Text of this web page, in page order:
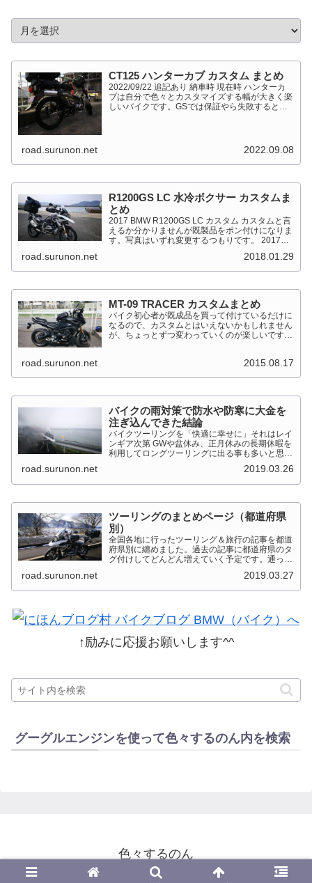
CT125 ハンターカブ カスタム まとめ
2022/09/22 追記あり 納車時 現在時 ハンターカ
ブは自分で色々とカスタマイズする幅が大きく楽
しいバイクです。GSでは保証やら失敗すると高
road.surunon.net 2022.09.08
R1200GS LC 水冷ボクサー カスタムま
とめ
2017 BMW R1200GS LC カスタム カスタムと言
えるか分かりませんが既製品をポン付けになりま
す。写真はいずれ変更するつもりです。 2017
road.surunon.net 2018.01.29
MT-09 TRACER カスタムまとめ
バイク初心者が既成品を買って付けているだけに
なるので、カスタムとはいえないかもしれません
が、ちょっとずつ変わっていくのが楽しいです。
road.surunon.net 2015.08.17
バイクの雨対策で防水や防寒に大金を
注ぎ込んできた結論
バイクツーリングを「快適に幸せに」それはレイ
ンギア次第 GWや盆休み、正月休みの長期休暇を
利用してロングツーリングに出る事も多いと思い
り雨ならまだしも1日２日ずっと降り続ける雨が
あります。「そんな...
road.surunon.net 2019.03.26
ツーリングのまとめページ（都道府県
別）
全国各地に行ったツーリング＆旅行の記事を都道
府県別に纏めました。過去の記事に都道府県のタ
グ付けしてどんどん増えていく予定です。通った
した。 分類ってなかなか難しいですね、能登半
島とか北陸とか、石川...
road.surunon.net 2019.03.27
↑励みに応援お願いします^^
グーグルエンジンを使って色々するのん内を検索
色々するのん
© 2014-2026 色々するのん.